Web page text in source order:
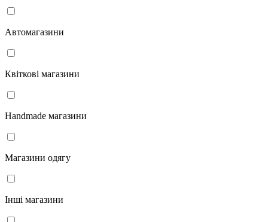
Автомагазини
Квіткові магазини
Handmade магазини
Магазини одягу
Інші магазини